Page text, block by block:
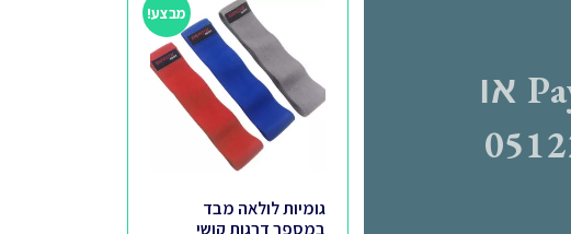
מבצע!
גומיות לולאה מבד
ניתן לשלם רק דרך Paypal או